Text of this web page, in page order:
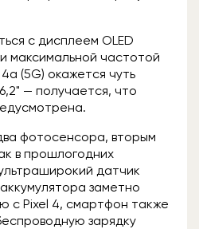
с дисплеем OLED
максимальной частотой
(5G) окажется чуть
— получается, что
фотосенсора, вторым
в прошлогодних
датчик
заметно
с Pixel 4, смартфон также
зарядку